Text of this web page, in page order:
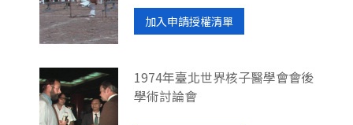
加入申請授權清單
1974年臺北世界核子醫學會會後
學術討論會